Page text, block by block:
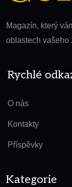
Magazín, který
oblastech vašeho
Rychlé
O nás
Kontakty
Příspěvky
Kategorie